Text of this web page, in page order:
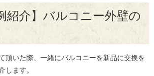
紹介】バルコニー外壁の
頂いた際、一緒にバルコニーを新品に交換を
します。